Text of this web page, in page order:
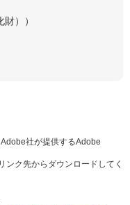
）
社が提供するAdobe
ク先からダウンロードしてく